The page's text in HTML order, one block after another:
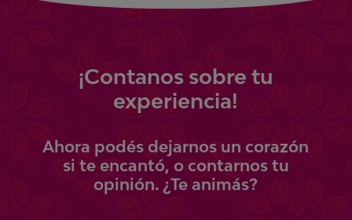
¡Contanos sobre tu
experiencia!
Ahora podés dejarnos un corazón
si te encantó, o contarnos tu
opinión. ¿Te animás?